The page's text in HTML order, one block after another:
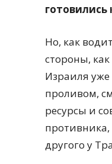
Но, как
стороны,
Израиля
проливом,
ресурсы и
противника,
другого у